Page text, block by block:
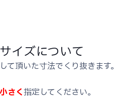
イズについて
て頂いた寸法でくり抜きます。
さく指定してください。